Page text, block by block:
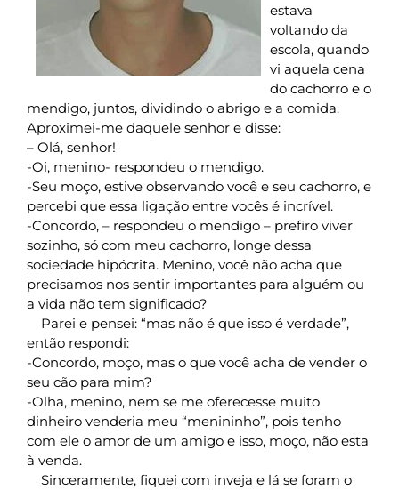
estava
voltando da
escola, quando
vi aquela cena
do cachorro e o
mendigo, juntos, dividindo o abrigo e a comida.
Aproximei-me daquele senhor e disse:
– Olá, senhor!
-Oi, menino- respondeu o mendigo.
-Seu moço, estive observando você e seu cachorro, e
percebi que essa ligação entre vocês é incrível.
-Concordo, – respondeu o mendigo – prefiro viver
sozinho, só com meu cachorro, longe dessa
sociedade hipócrita. Menino, você não acha que
precisamos nos sentir importantes para alguém ou
a vida não tem significado?
Parei e pensei: “mas não é que isso é verdade”,
então respondi:
-Concordo, moço, mas o que você acha de vender o
seu cão para mim?
-Olha, menino, nem se me oferecesse muito
dinheiro venderia meu “menininho”, pois tenho
com ele o amor de um amigo e isso, moço, não esta
à venda.
Sinceramente, fiquei com inveja e lá se foram o